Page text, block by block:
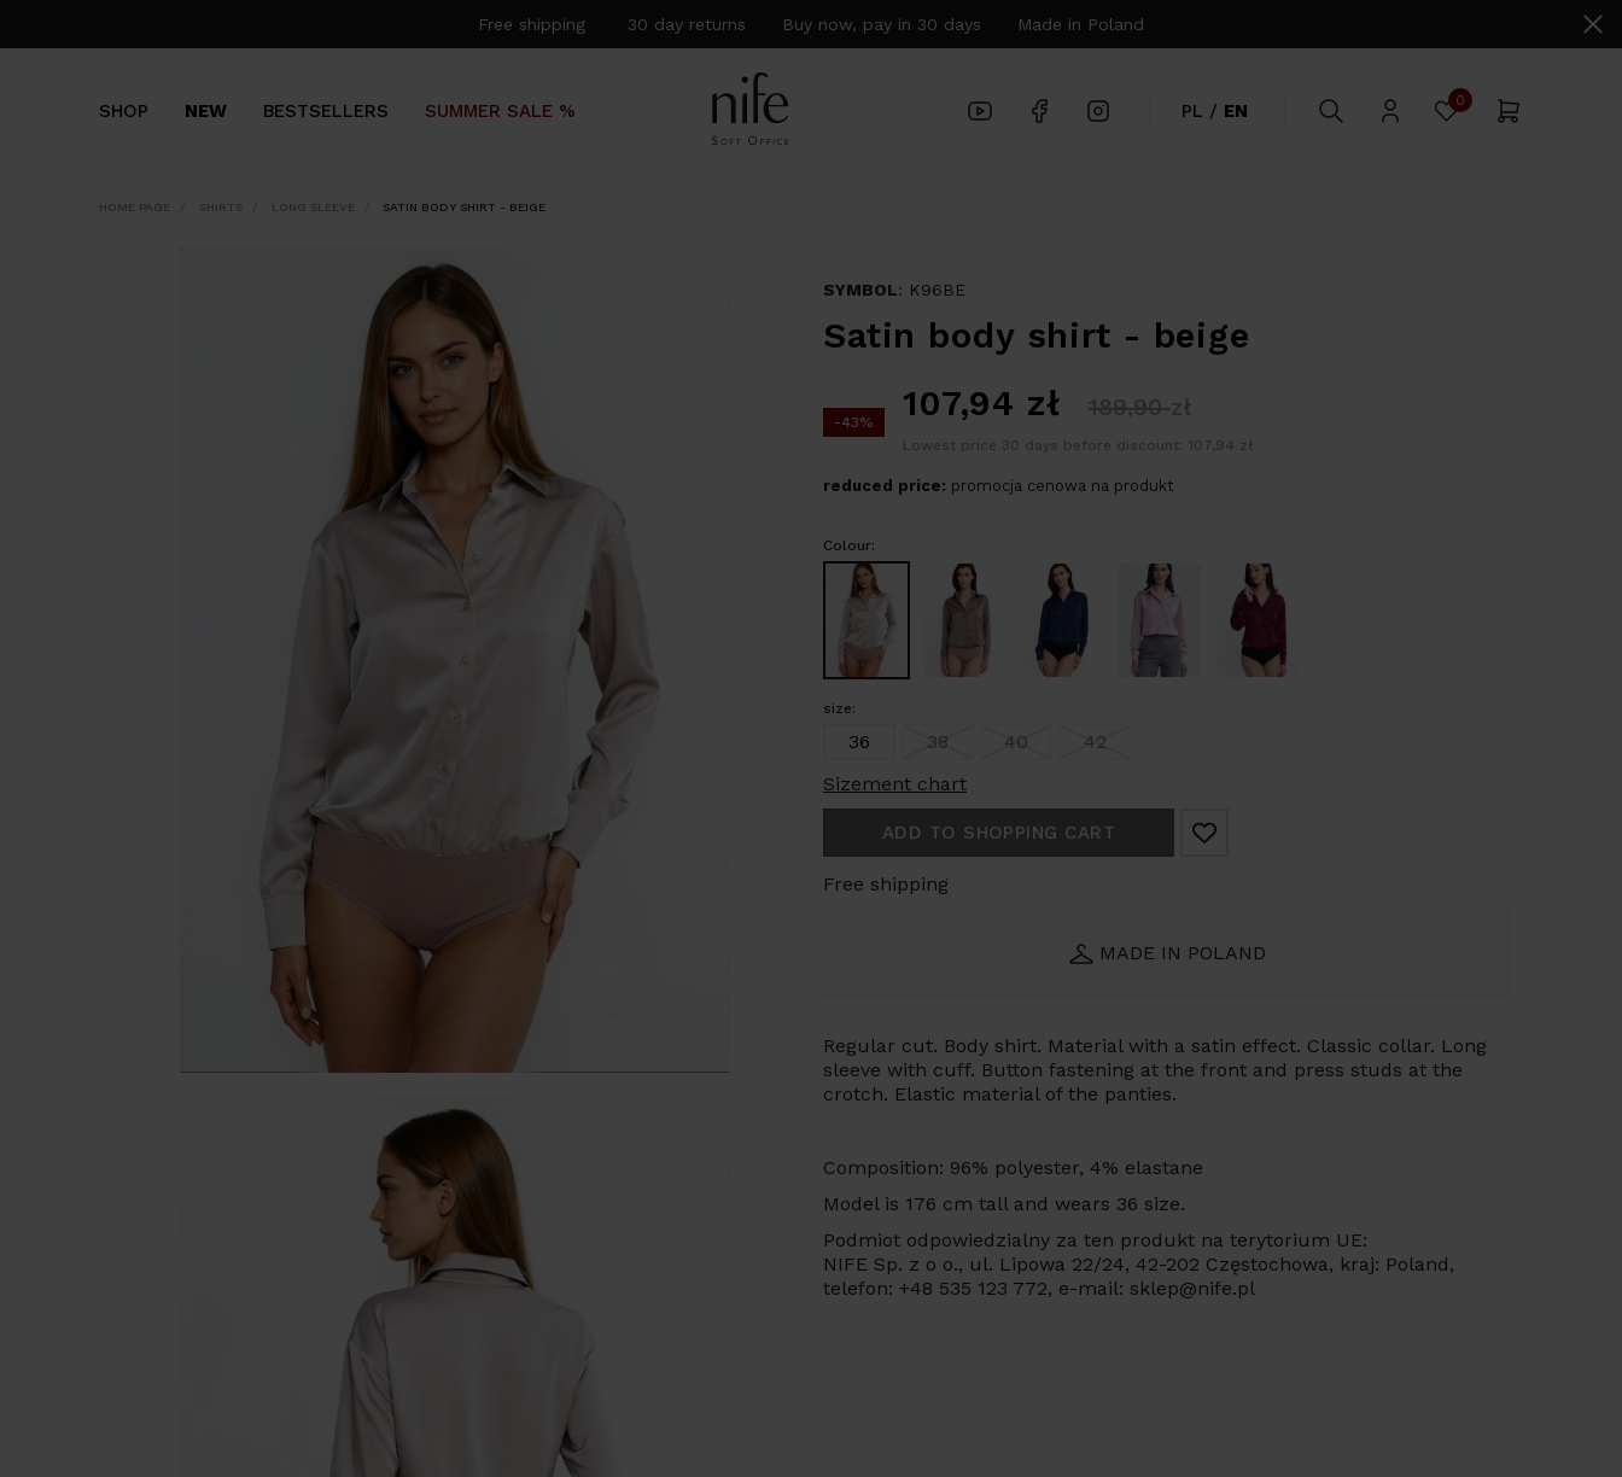
Free shipping 30 day returns Buy now, pay in 30 days Made in Poland
SHOP NEW BESTSELLERS SUMMER SALE % PL / EN 0
HOME PAGE SHIRTS LONG SLEEVE SATIN BODY SHIRT - BEIGE
SYMBOL: K96BE
Satin body shirt - beige
-43% 107,94 zł 189,90zł
Lowest price 30 days before discount: 107,94 zł
reduced price: promocja cenowa na produkt
Colour:
size:
36 38 40
42
Sizement chart
ADD TO SHOPPING CART
Free shipping
MADE IN POLAND
Regular cut. Body shirt. Material with a satin effect. Classic collar. Long
sleeve with cuff. Button fastening at the front and press studs at the
crotch. Elastic material of the panties.
Composition: 96% polyester, 4% elastane
Model is 176 cm tall and wears 36 size.
Podmiot odpowiedzialny za ten produkt na terytorium UE:
NIFE Sp. z o o., ul. Lipowa 22/24, 42-202 Częstochowa, kraj: Poland,
telefon: +48 535 123 772, e-mail: sklep@nife.pl